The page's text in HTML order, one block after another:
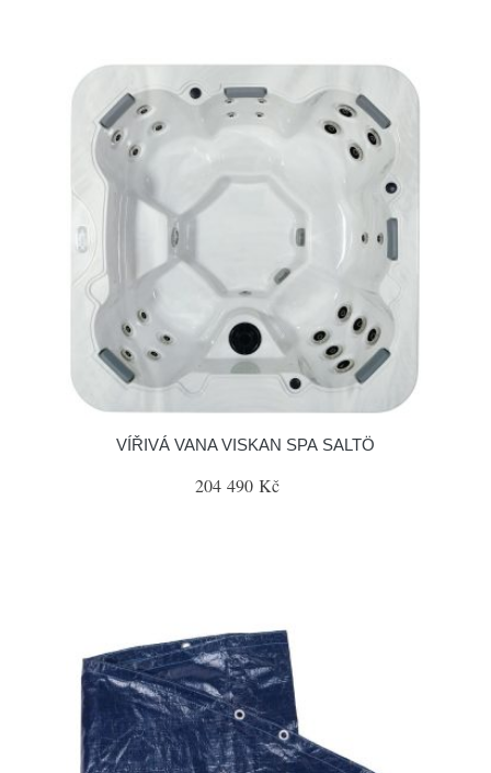
VÍŘIVÁ VANA VISKAN SPA SALTÖ
204 490 Kč